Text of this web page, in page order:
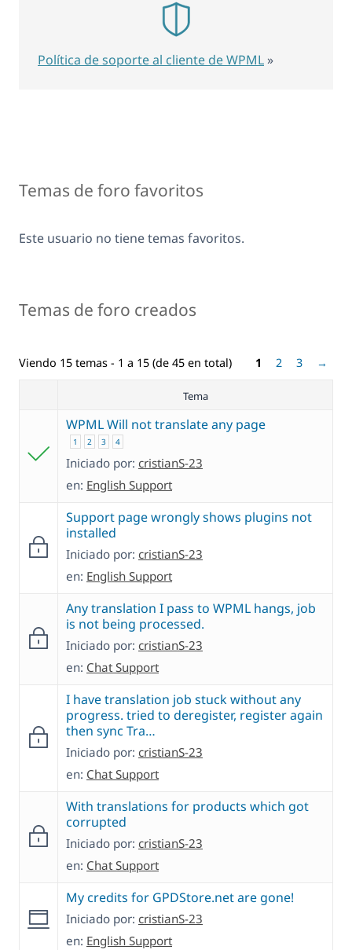
Temas de foro favoritos
Este usuario no tiene temas favoritos.
Temas de foro creados
Viendo 15 temas - 1 a 15 (de 45 en total) 1 2 3 →
Tema
WPML Will not translate any page
1 2 3 4
Iniciado por: cristianS-23
en: English Support
Support page wrongly shows plugins not
installed
Iniciado por: cristianS-23
en: English Support
Any translation I pass to WPML hangs, job
is not being processed.
Iniciado por: cristianS-23
en: Chat Support
I have translation job stuck without any
progress. tried to deregister, register again
then sync Tra…
Iniciado por: cristianS-23
en: Chat Support
With translations for products which got
corrupted
Iniciado por: cristianS-23
en: Chat Support
My credits for GPDStore.net are gone!
Iniciado por: cristianS-23
en: English Support
Política de soporte al cliente de WPML »